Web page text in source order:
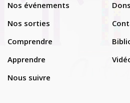
Nos événements
Nos sorties
Comprendre
Apprendre
Nous suivre
Dons